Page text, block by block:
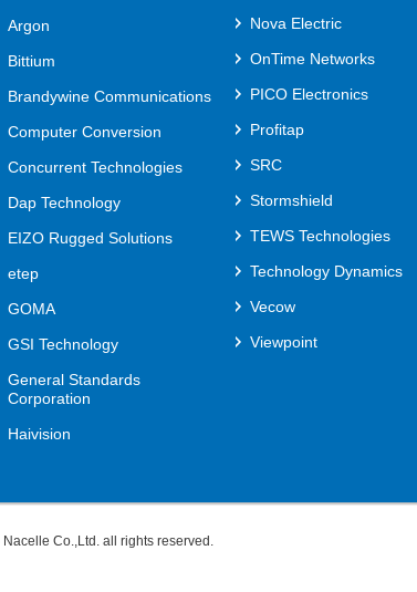
Argon
Bittium
Brandywine Communications
Computer Conversion
Concurrent Technologies
Dap Technology
EIZO Rugged Solutions
etep
GOMA
GSI Technology
General Standards
Corporation
Haivision
Nova Electric
OnTime Networks
PICO Electronics
Profitap
SRC
Stormshield
TEWS Technologies
Technology Dynamics
Vecow
Viewpoint
Nacelle Co.,Ltd. all rights reserved.